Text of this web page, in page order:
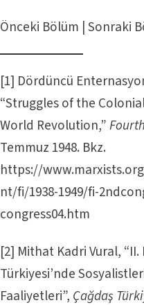
Önceki Bölüm |Sonraki
[1] Dördüncü
“Struggles of the
World Revolution,”
Temmuz 1948. Bkz.
https://
nt/fi/1938-1949/fi-
congress04.htm
[2] Mithat Kadri Vural, “II.
Türkiyesi’nde
Faaliyetleri”, Çağdaş